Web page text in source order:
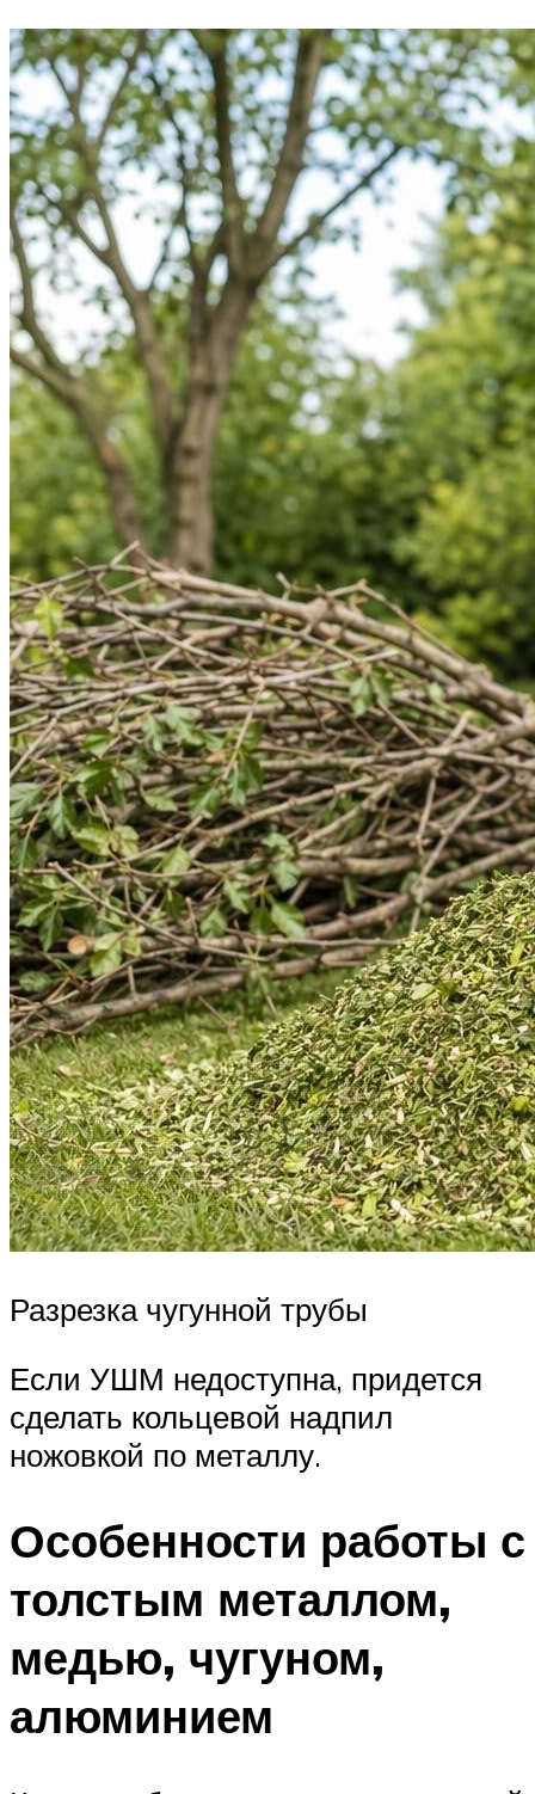
Разрезка чугунной трубы
Если УШМ недоступна, придется
сделать кольцевой надпил
ножовкой по металлу.
Особенности работы с
толстым металлом,
медью, чугуном,
алюминием